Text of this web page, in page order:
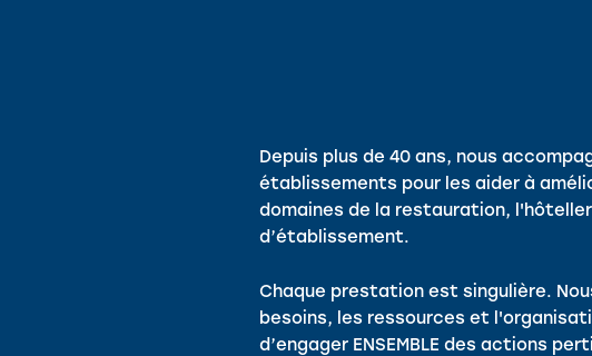
Depuis plus de 40 ans, nous
établissements pour les aider à
domaines de la restauration,
d’établissement.
Chaque prestation est singulière.
besoins, les ressources et
d’engager ENSEMBLE des actions